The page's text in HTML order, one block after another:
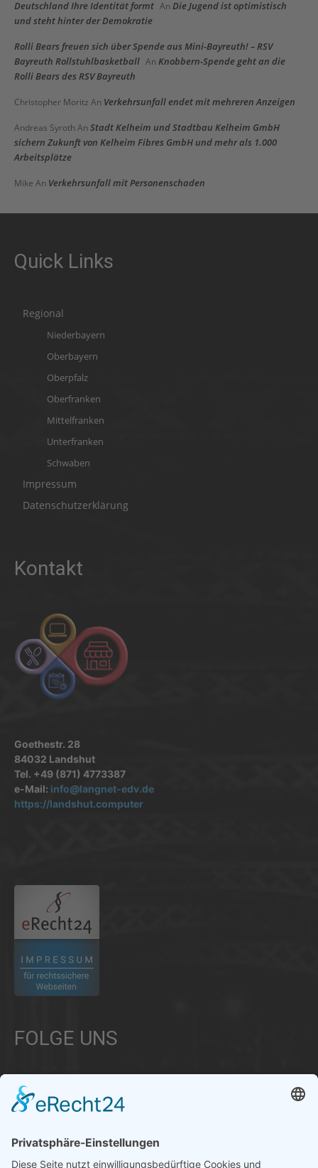
Deutschland Ihre Identität formt An Die Jugend ist optimistisch
und steht hinter der Demokratie
Rolli Bears freuen sich über Spende aus Mini-Bayreuth! – RSV
Bayreuth Rollstuhlbasketball An Knobbern-Spende geht an die
Rolli Bears des RSV Bayreuth
Christopher Moritz An Verkehrsunfall endet mit mehreren Anzeigen
Andreas Syroth An Stadt Kelheim und Stadtbau Kelheim GmbH
sichern Zukunft von Kelheim Fibres GmbH und mehr als 1.000
Arbeitsplätze
Mike An Verkehrsunfall mit Personenschaden
Quick Links
Regional
Niederbayern
Oberbayern
Oberpfalz
Oberfranken
Mittelfranken
Unterfranken
Schwaben
Impressum
Datenschutzerklärung
Kontakt
Goethestr. 28
84032 Landshut
Tel. +49 (871) 4773387
e-Mail: info@langnet-edv.de
https://landshut.computer
FOLGE UNS